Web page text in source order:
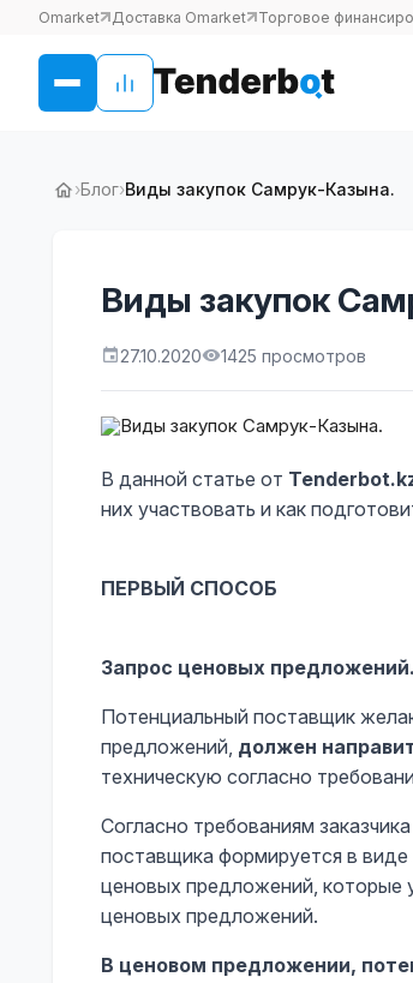
Omarket Доставка Omarket Торговое
›Блог›Виды закупок Самрук-Казына.
Виды закупок
27.10.2020 1425 просмотров
В данной статье от
них участвовать и как
ПЕРВЫЙ СПОСОБ
Запрос ценовых предложений.
Потенциальный поставщик
предложений, должен
техническую согласно
Согласно требованиям
поставщика формируется в
ценовых предложений, которые
ценовых предложений.
В ценовом предложении,